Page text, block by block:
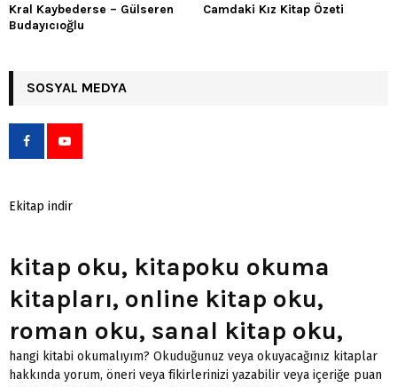
Kral Kaybederse – Gülseren
Budayıcıoğlu
Camdaki Kız Kitap Özeti
SOSYAL MEDYA
Ekitap indir
kitap oku, kitapoku okuma
kitapları, online kitap oku,
roman oku, sanal kitap oku,
hangi kitabi okumalıyım? Okuduğunuz veya okuyacağınız kitaplar
hakkında yorum, öneri veya fikirlerinizi yazabilir veya içeriğe puan